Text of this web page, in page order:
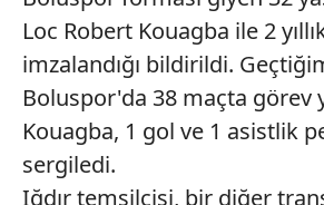
Loc Robert Kouagba ile 2
imzalandığı bildirildi.
Boluspor'da 38 maçta görev
Kouagba, 1 gol ve 1 asistlik
sergiledi.
Iğdır temsilcisi, bir diğer